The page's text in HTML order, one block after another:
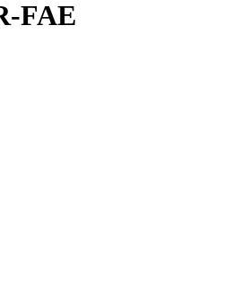
FAE